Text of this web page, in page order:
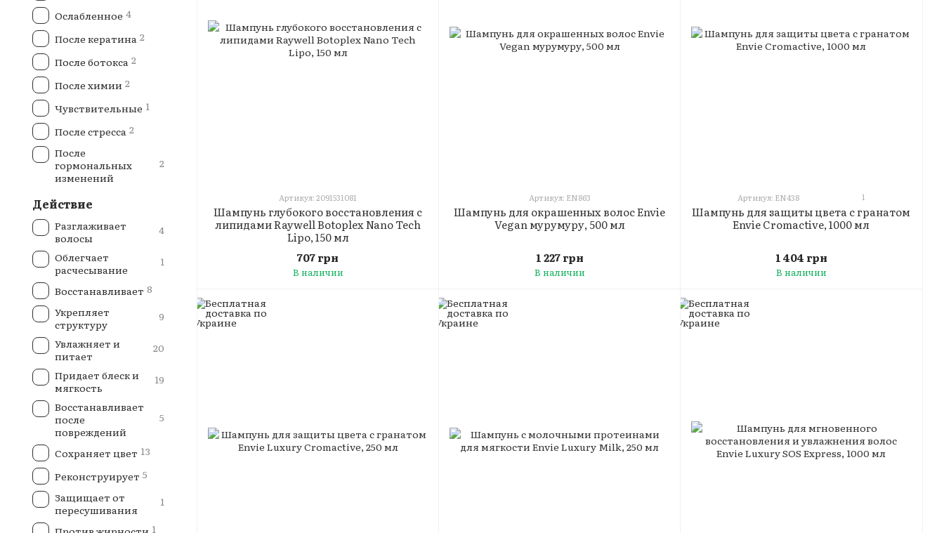
Артикул: 2091531081
Шампунь глубокого восстановления с
липидами Raywell Botoplex Nano Tech
Lipo, 150 мл
707 грн
В наличии
Артикул: EN863
Шампунь для окрашенных волос Envie
Vegan мурумуру, 500 мл
1 227 грн
В наличии
Артикул: ЕN438 1
Шампунь для защиты цвета с гранатом
Envie Cromactive, 1000 мл
1 404 грн
В наличии
Ослабленное 4
После кератина 2
После ботокса 2
После химии 2
Чувствительные 1
После стресса 2
После
гормональных
изменений
2
Действие
Разглаживает
волосы
4
Облегчает
расчесывание
1
Восстанавливает 8
Укрепляет
структуру
9
Увлажняет и
питает
20
Придает блеск и
мягкость
19
Восстанавливает
после
повреждений
5
Сохраняет цвет 13
Реконструирует 5
Защищает от
пересушивания
1
1